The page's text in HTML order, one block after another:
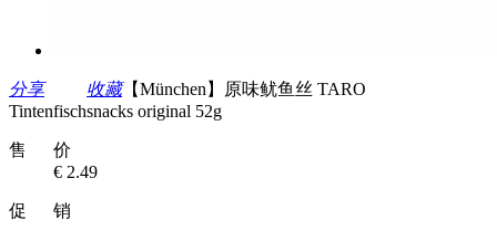
分享 收藏【München】原味鱿鱼丝 TARO
Tintenfischsnacks original 52g
售 价
€ 2.49
促 销